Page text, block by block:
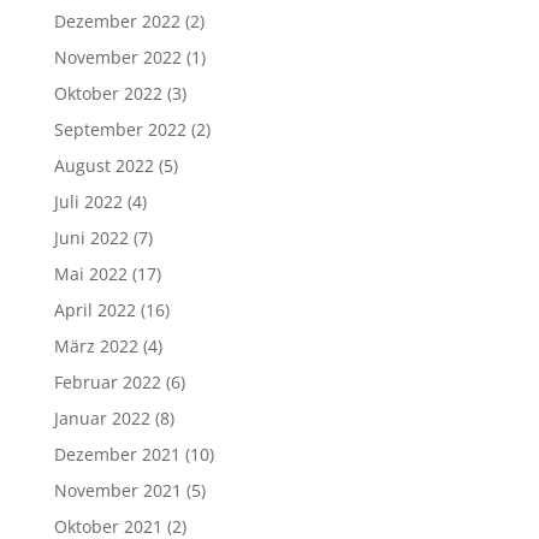
Dezember 2022(2)
November 2022(1)
Oktober 2022(3)
September 2022(2)
August 2022(5)
Juli 2022(4)
Juni 2022(7)
Mai 2022(17)
April 2022(16)
März 2022(4)
Februar 2022(6)
Januar 2022(8)
Dezember 2021 (10)
November 2021 (5)
Oktober 2021 (2)